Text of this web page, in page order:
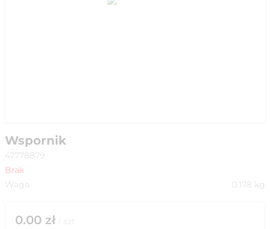
Wspornik
47778879
Brak
Waga
0.178 kg
0.00 zł